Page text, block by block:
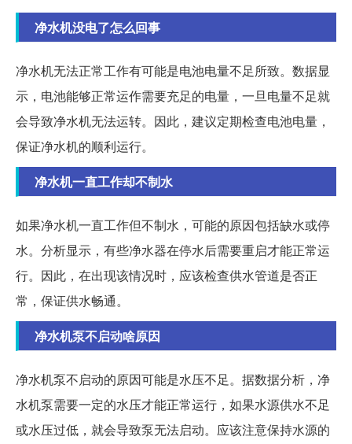
净水机没电了怎么回事
净水机无法正常工作有可能是电池电量不足所致。数据显
示，电池能够正常运作需要充足的电量，一旦电量不足就
会导致净水机无法运转。因此，建议定期检查电池电量，
保证净水机的顺利运行。
净水机一直工作却不制水
如果净水机一直工作但不制水，可能的原因包括缺水或停
水。分析显示，有些净水器在停水后需要重启才能正常运
行。因此，在出现该情况时，应该检查供水管道是否正
常，保证供水畅通。
净水机泵不启动啥原因
净水机泵不启动的原因可能是水压不足。据数据分析，净
水机泵需要一定的水压才能正常运行，如果水源供水不足
或水压过低，就会导致泵无法启动。应该注意保持水源的